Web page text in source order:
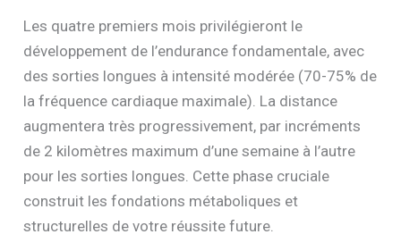
Les quatre premiers mois privilégieront le
développement de l’endurance fondamentale, avec
des sorties longues à intensité modérée (70-75% de
la fréquence cardiaque maximale). La distance
augmentera très progressivement, par incréments
de 2 kilomètres maximum d’une semaine à l’autre
pour les sorties longues. Cette phase cruciale
construit les fondations métaboliques et
structurelles de votre réussite future.